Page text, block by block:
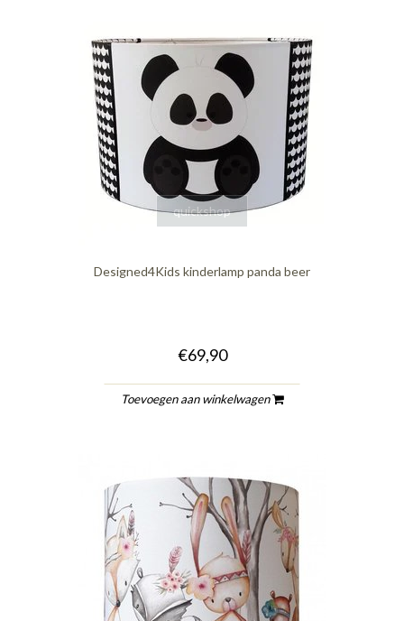
quickshop
Designed4Kids kinderlamp panda beer
€69,90
Toevoegen aan winkelwagen